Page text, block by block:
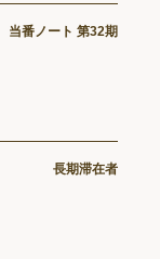
当番ノート 第32期
長期滞在者